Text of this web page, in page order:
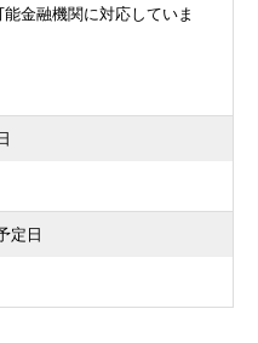
金融機関に対応していま
定日